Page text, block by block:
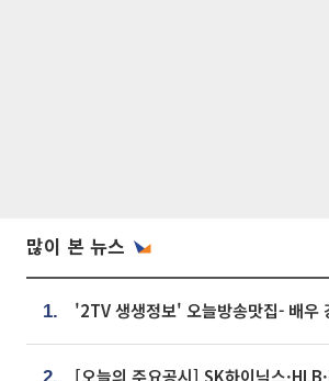
많이 본 뉴스
1.